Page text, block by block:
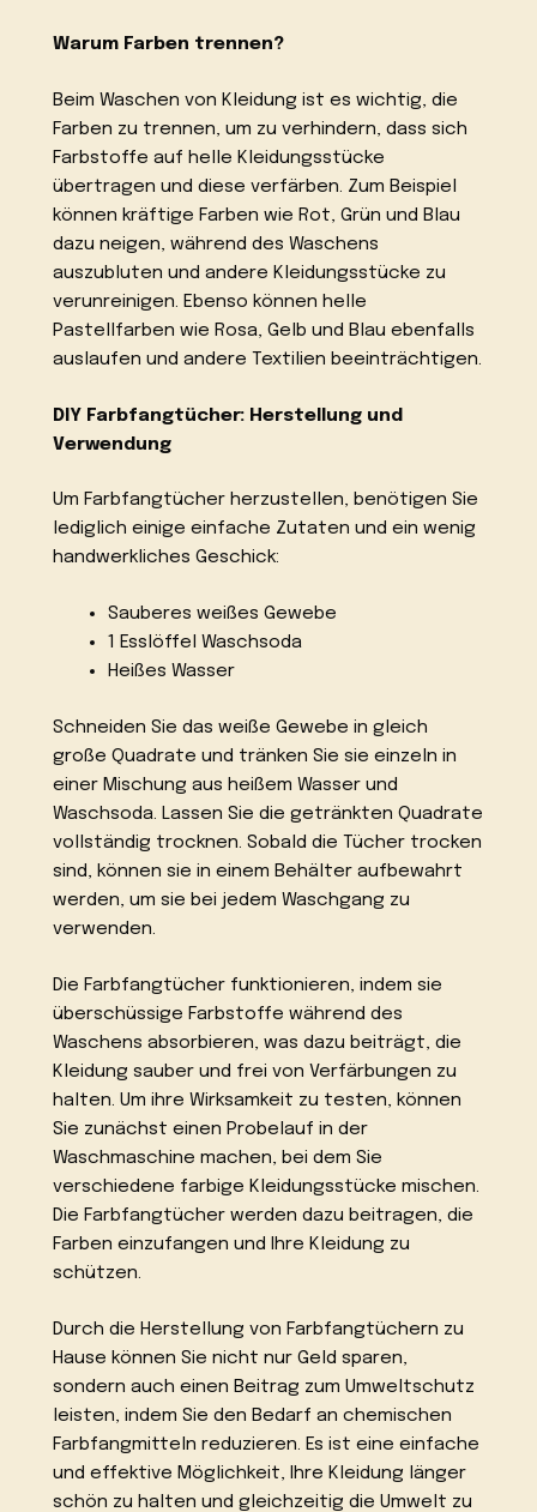
Warum Farben trennen?
Beim Waschen von Kleidung ist es wichtig, die
Farben zu trennen, um zu verhindern, dass sich
Farbstoffe auf helle Kleidungsstücke
übertragen und diese verfärben. Zum Beispiel
können kräftige Farben wie Rot, Grün und Blau
dazu neigen, während des Waschens
auszubluten und andere Kleidungsstücke zu
verunreinigen. Ebenso können helle
Pastellfarben wie Rosa, Gelb und Blau ebenfalls
auslaufen und andere Textilien beeinträchtigen.
DIY Farbfangtücher: Herstellung und
Verwendung
Um Farbfangtücher herzustellen, benötigen Sie
lediglich einige einfache Zutaten und ein wenig
handwerkliches Geschick:
Sauberes weißes Gewebe
1 Esslöffel Waschsoda
Heißes Wasser
Schneiden Sie das weiße Gewebe in gleich
große Quadrate und tränken Sie sie einzeln in
einer Mischung aus heißem Wasser und
Waschsoda. Lassen Sie die getränkten Quadrate
vollständig trocknen. Sobald die Tücher trocken
sind, können sie in einem Behälter aufbewahrt
werden, um sie bei jedem Waschgang zu
verwenden.
Die Farbfangtücher funktionieren, indem sie
überschüssige Farbstoffe während des
Waschens absorbieren, was dazu beiträgt, die
Kleidung sauber und frei von Verfärbungen zu
halten. Um ihre Wirksamkeit zu testen, können
Sie zunächst einen Probelauf in der
Waschmaschine machen, bei dem Sie
verschiedene farbige Kleidungsstücke mischen.
Die Farbfangtücher werden dazu beitragen, die
Farben einzufangen und Ihre Kleidung zu
schützen.
Durch die Herstellung von Farbfangtüchern zu
Hause können Sie nicht nur Geld sparen,
sondern auch einen Beitrag zum Umweltschutz
leisten, indem Sie den Bedarf an chemischen
Farbfangmitteln reduzieren. Es ist eine einfache
und effektive Möglichkeit, Ihre Kleidung länger
schön zu halten und gleichzeitig die Umwelt zu